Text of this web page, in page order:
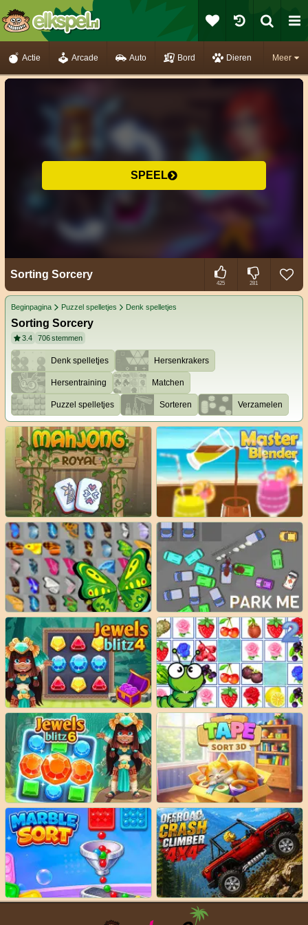
Meer
Actie Arcade Auto Bord Dieren
SPEEL
Sorting Sorcery
425 281
Beginpagina Puzzel spelletjes Denk spelletjes
Sorting Sorcery
3.4 706stemmen
Denk spelletjes Hersenkrakers
Hersentraining Matchen
Puzzel spelletjes Sorteren Verzamelen